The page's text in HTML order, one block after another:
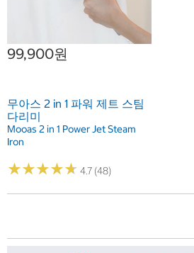
99,900원
무아스 2 in 1 파워 제트 스팀
다리미
Mooas 2 in 1 Power Jet Steam
Iron
★★★★★
★★★★★ 4.7 (48)